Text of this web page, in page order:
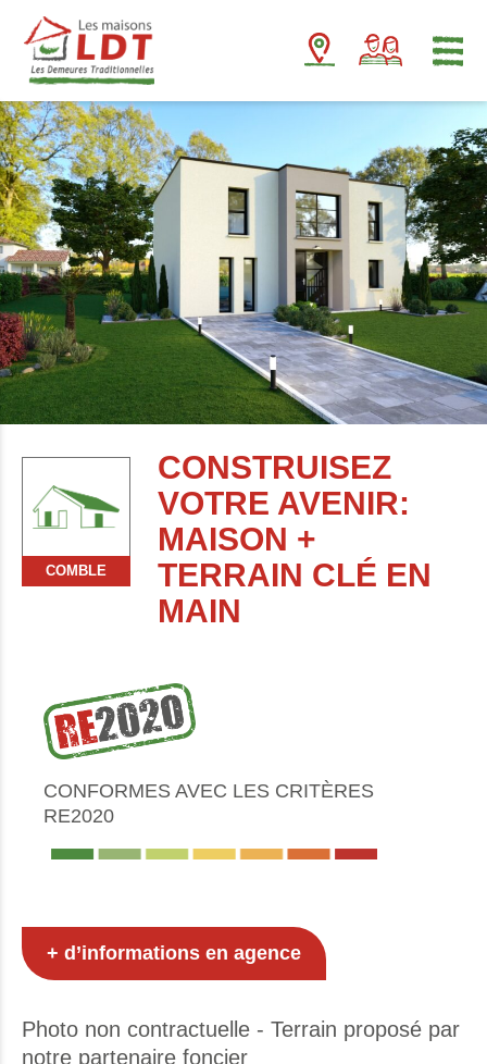
COMBLE
CONSTRUISEZ
VOTRE AVENIR:
MAISON +
TERRAIN CLÉ EN
MAIN
CONFORMES AVEC LES CRITÈRES
RE2020
+ d’informations en agence
Photo non contractuelle - Terrain proposé par
notre partenaire foncier